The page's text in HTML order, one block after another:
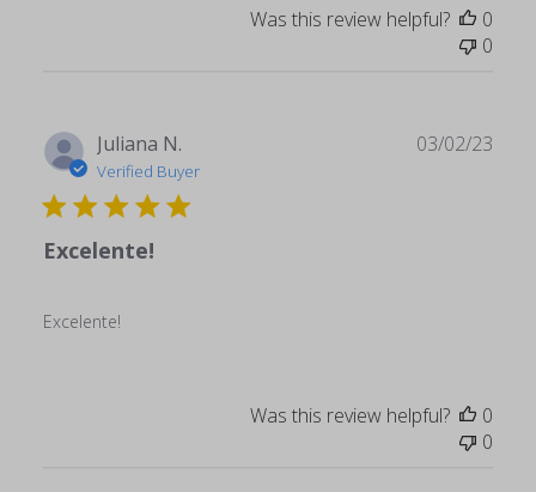
Was this review helpful?
0
0
Juliana N.
Verified Buyer
Excelente!
Excelente!
03/02/23
Was this review helpful?
0
0